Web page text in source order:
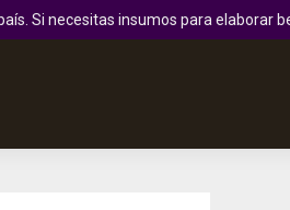
Si necesitas insumos para elaborar